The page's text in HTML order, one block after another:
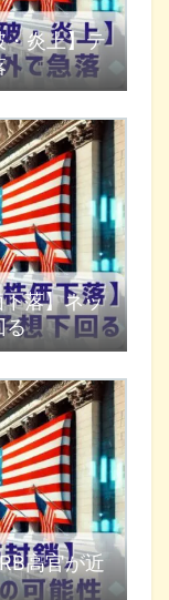
・炎上】テ
落】ネッ
る
高官が近